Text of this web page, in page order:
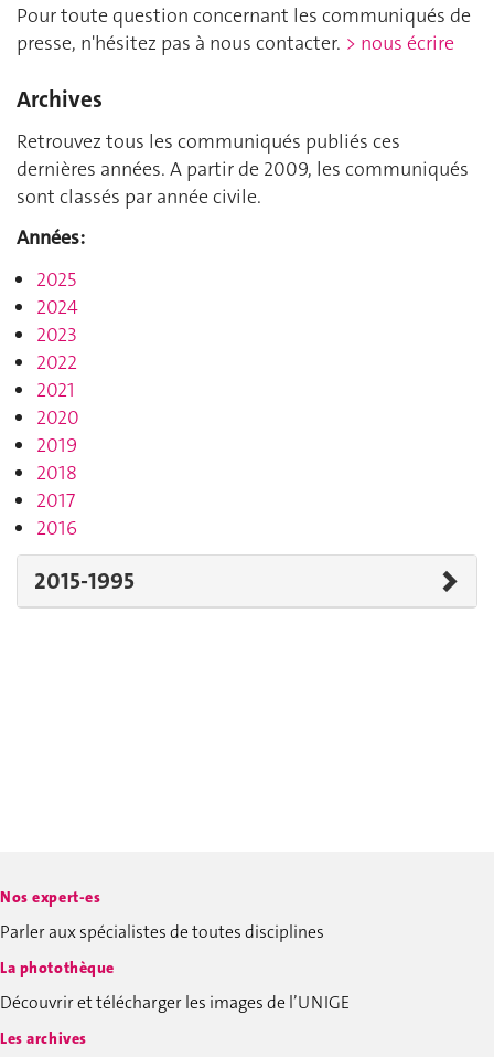
Pour toute question concernant les communiqués de
presse, n'hésitez pas à nous contacter. > nous écrire
Archives
Retrouvez tous les communiqués publiés ces
dernières années. A partir de 2009, les communiqués
sont classés par année civile.
Années:
2025
2024
2023
2022
2021
2020
2019
2018
2017
2016
2015-1995
Nos expert-es
Parler aux spécialistes de toutes disciplines
La photothèque
Découvrir et télécharger les images de l’UNIGE
Les archives